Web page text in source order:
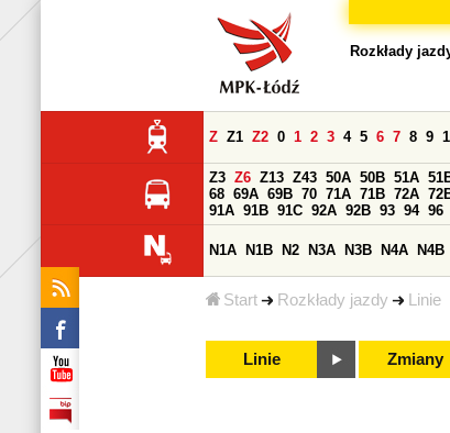
Start Rozkłady jazdy Linie
Rozkłady
Z Z1 Z2 0 1 2 3 4 5 6 7 8 9
Z3 Z6 Z13 Z43 50A 50B 51A
68 69A 69B 70 71A 71B 72A
91A 91B 91C 92A 92B 93 94 96
N1A N1B N2 N3A N3B N4A N4B
Linie Zmiany